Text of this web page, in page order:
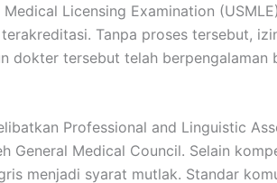
Licensing Examination
Tanpa proses tersebut,
dokter tersebut telah berpengalaman
Professional and Linguistic
General Medical Council. Selain
menjadi syarat mutlak. Standar